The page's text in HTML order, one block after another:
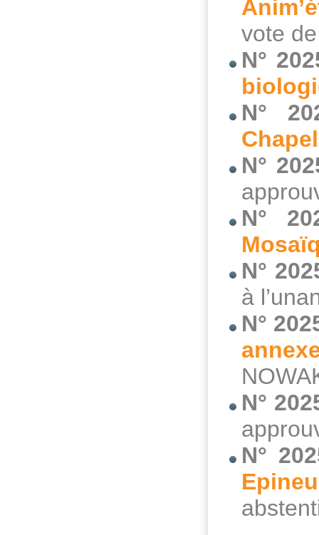
vote
N°
N°
N°
N°
N°
à
N°
N°
N°